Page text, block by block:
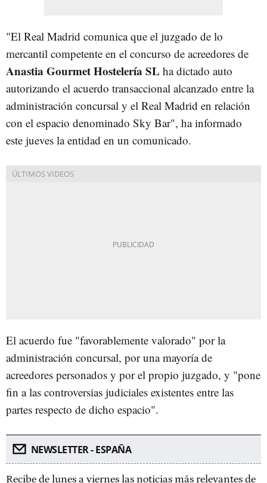
"El Real Madrid comunica que el juzgado de lo
mercantil competente en el concurso de acreedores de
Anastia Gourmet Hostelería SL ha dictado auto
autorizando el acuerdo transaccional alcanzado entre la
administración concursal y el Real Madrid en relación
con el espacio denominado Sky Bar", ha informado
este jueves la entidad en un comunicado.
El acuerdo fue "favorablemente valorado" por la
administración concursal, por una mayoría de
acreedores personados y por el propio juzgado, y "pone
fin a las controversias judiciales existentes entre las
partes respecto de dicho espacio".
NEWSLETTER - ESPAÑA
Recibe de lunes a viernes las noticias más relevantes de